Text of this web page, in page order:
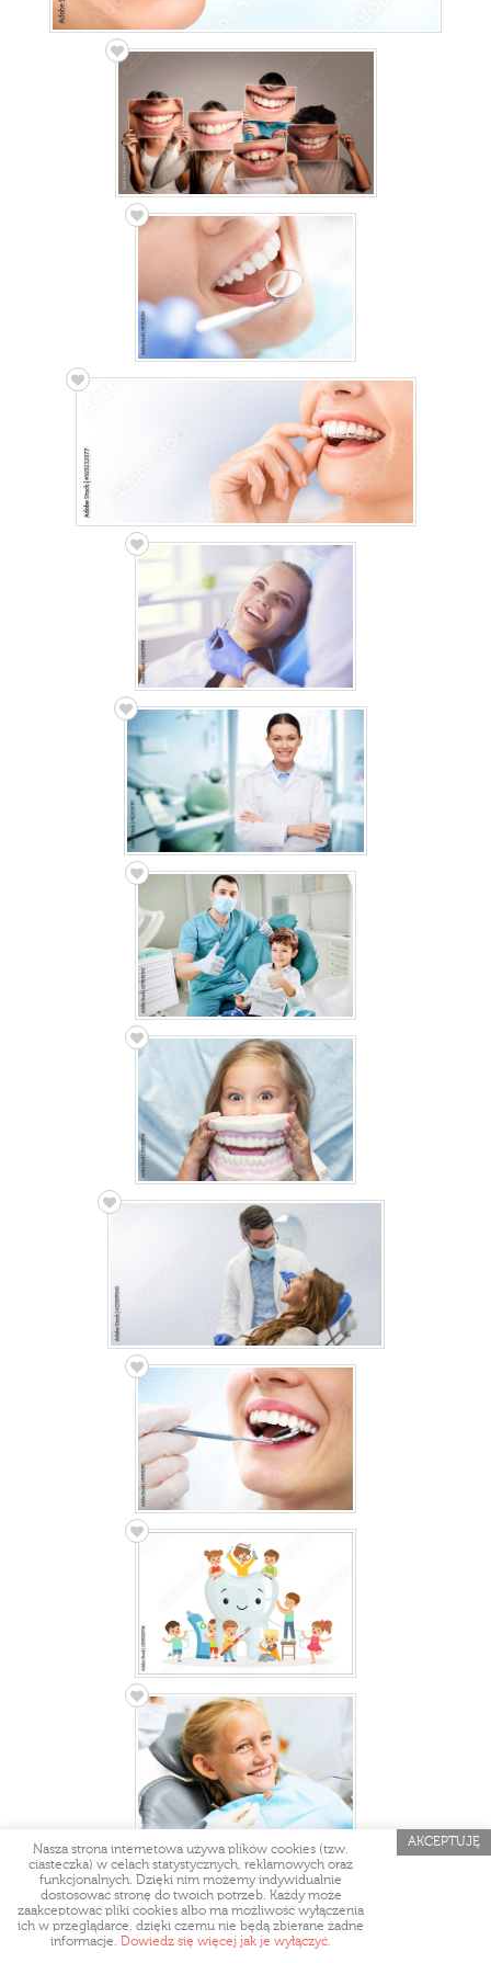
Nasza strona internetowa używa plików cookies (tzw.
ciasteczka) w celach statystycznych, reklamowych oraz
funkcjonalnych. Dzięki nim możemy indywidualnie
dostosować stronę do twoich potrzeb. Każdy może
zaakceptować pliki cookies albo ma możliwość wyłączenia
ich w przeglądarce, dzięki czemu nie będą zbierane żadne
informacje. Dowiedz się więcej jak je wyłączyć.
AKCEPTUJĘ